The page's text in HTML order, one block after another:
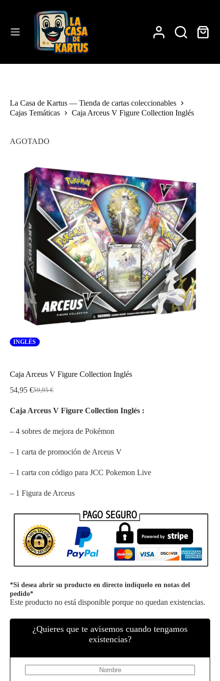
Carro
La Casa de Kartus — Tienda de cartas coleccionables
Cajas Temáticas
Caja Arceus V Figure Collection Inglés
AGOTADO
INGLÉS
Caja Arceus V Figure Collection Inglés
59,95€
El
original
59,95 €.
54,95 €El
actual
54,95 €.
Caja Arceus V Figure Collection Inglés :
– 4 sobres de mejora de Pokémon
– 1 carta de promoción de Arceus V
– 1 carta con código para JCC Pokemon Live
– 1 Figura de Arceus
*Si desea abrir su producto en directo indíquelo en notas del
pedido*
Este producto no está disponible porque no quedan existencias.
¿Quieres que te avisemos cuando tengamos
existencias?